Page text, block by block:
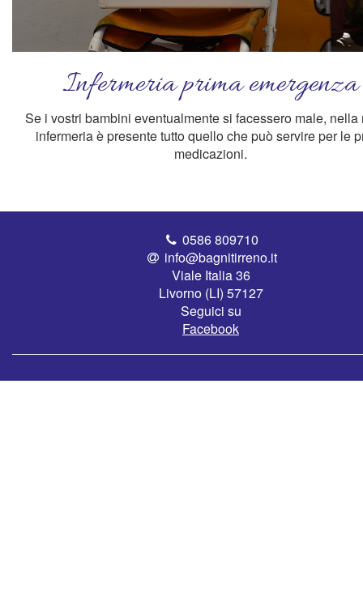
Infermeria prima emergenza
Se i vostri bambini eventualmente si facessero male, nella
infermeria è presente tutto quello che può servire per le
medicazioni.
0586 809710
info@bagnitirreno.it
Viale Italia 36
Livorno (LI) 57127
Seguici su
Facebook